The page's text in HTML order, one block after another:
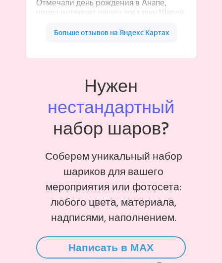
Нужен
нестандартный
набор шаров?
Соберем уникальный набор
шариков для вашего
мероприятия или фотосета:
любого цвета, материала,
надписями, наполнением.
Написать в MAX